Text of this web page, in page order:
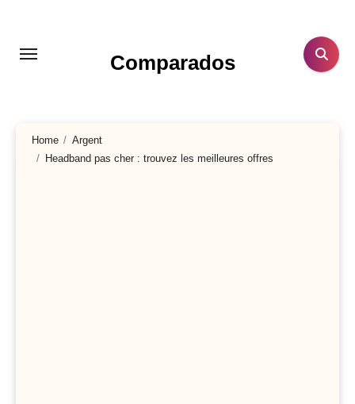
contenu
Comparados
Home
Argent
Headband pas cher : trouvez les meilleures offres